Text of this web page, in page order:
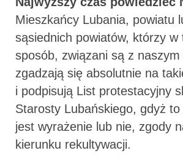
Mieszkańcy Lubania, powiatu
sąsiednich powiatów, którzy w
sposób, związani są z
zgadzają się absolutnie na
i podpisują List protestacyjny
Starosty Lubańskiego, gdyż
jest wyrażenie lub nie, zgody
kierunku rekultywacji.